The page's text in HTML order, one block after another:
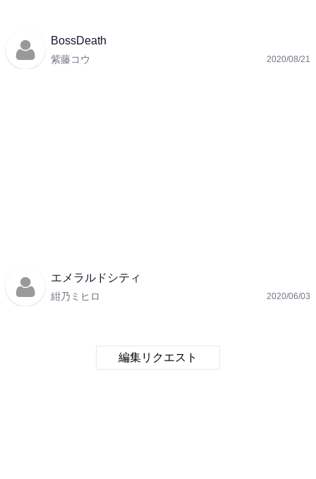
BossDeath
紫藤コウ 2020/08/21
エメラルドシティ
紺乃ミヒロ 2020/06/03
編集リクエスト